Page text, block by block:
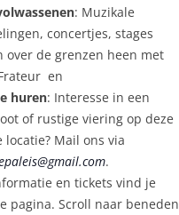
: Muzikale
concertjes, stages
over de grenzen heen met
en
huren: Interesse in een
of rustige viering op deze
locatie? Mail ons via
.
en tickets vind je
pagina. Scroll naar beneden